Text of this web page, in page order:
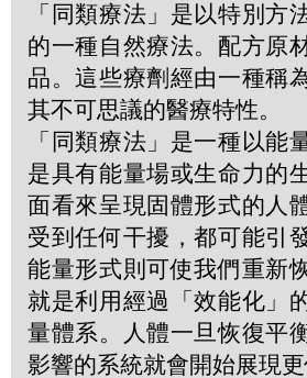
「同類療法」是以特別
的一種自然療法。配方原
品。這些療劑經由一種稱
其不可思議的醫療特性。
「同類療法」是一種以
是具有能量場或生命力的
面看來呈現固體形式的人
受到任何干擾，都可能引
能量形式則可使我們重新
就是利用經過「效能化」
量體系。人體一旦恢復平
影響的系統就會開始展現